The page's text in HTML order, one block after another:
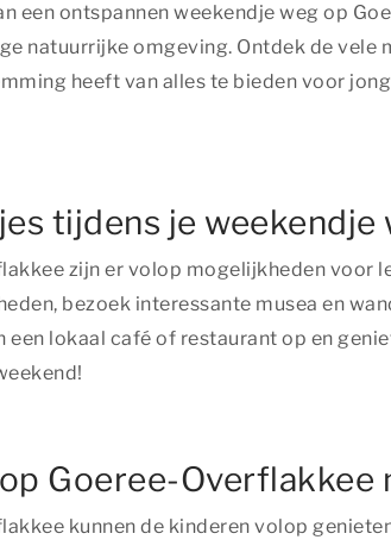
een ontspannen weekendje weg op
natuurrijke omgeving. Ontdek de
heeft van alles te bieden voor
tijdens je
zijn er volop mogelijkheden voor
bezoek interessante musea en
lokaal café of restaurant op en
Goeree-Overflakkee
kunnen de kinderen volop